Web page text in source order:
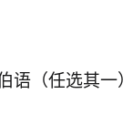
（任选其一）